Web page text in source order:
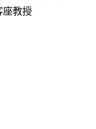
座教授